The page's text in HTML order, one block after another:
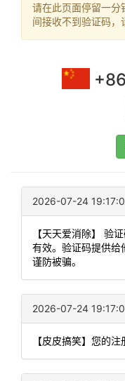
请在此页面停留一分
间接收不到验证码，
2026-07-24
【天天爱消除】 验
有效。验证码提供给
谨防被骗。
2026-07-24
【皮皮搞笑】您的